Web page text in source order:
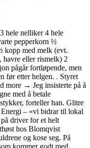
hele nelliker 4 hele
pepperkorn ½
kopp med melk (evt.
havre eller rismelk) 2
pågår fortløpende, men
før etter helgen. . Styret
more → Jeg insisterte på å
med å betale
forteller han. Glitre
– «vi bidrar til lokal
driver for et helt
hos Blomqvist
og kose seg. På
kommer godt med.